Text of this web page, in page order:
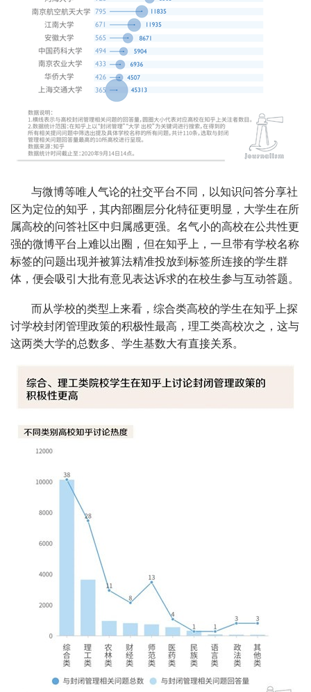
与微博等唯人气论的社交平台不同，以知识问答分享社
区为定位的知乎，其内部圈层分化特征更明显，大学生在所
属高校的问答社区中归属感更强。名气小的高校在公共性更
强的微博平台上难以出圈，但在知乎上，一旦带有学校名称
标签的问题出现并被算法精准投放到标签所连接的学生群
体，便会吸引大批有意见表达诉求的在校生参与互动答题。
而从学校的类型上来看，综合类高校的学生在知乎上探
讨学校封闭管理政策的积极性最高，理工类高校次之，这与
这两类大学的总数多、学生基数大有直接关系。